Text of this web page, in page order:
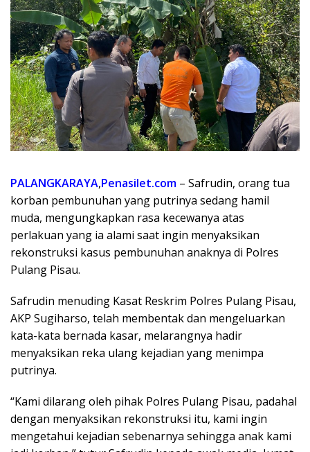
PALANGKARAYA,Penasilet.com – Safrudin, orang tua
korban pembunuhan yang putrinya sedang hamil
muda, mengungkapkan rasa kecewanya atas
perlakuan yang ia alami saat ingin menyaksikan
rekonstruksi kasus pembunuhan anaknya di Polres
Pulang Pisau.
Safrudin menuding Kasat Reskrim Polres Pulang Pisau,
AKP Sugiharso, telah membentak dan mengeluarkan
kata-kata bernada kasar, melarangnya hadir
menyaksikan reka ulang kejadian yang menimpa
putrinya.
“Kami dilarang oleh pihak Polres Pulang Pisau, padahal
dengan menyaksikan rekonstruksi itu, kami ingin
mengetahui kejadian sebenarnya sehingga anak kami